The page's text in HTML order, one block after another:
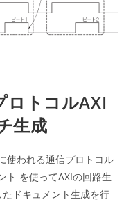
ロトコルAXI
生成
使われる通信プロトコル
ト を使ってAXIの回路生
ドキュメント生成を行